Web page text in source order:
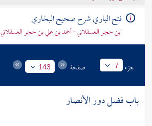
فتح الباري شرح صحيح البخاري
ابن حجر العسقلاني - أحمد بن علي بن حجر العسقلاني
جزء 7 صفحة 143
باب فضل دورالأنصار